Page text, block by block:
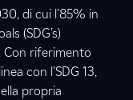
di cui l’85% in
(SDG’s)
Con riferimento
con l’SDG 13,
propria